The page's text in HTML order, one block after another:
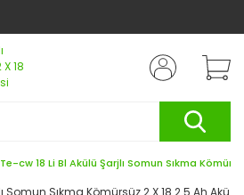
Te-cw 18 Li Bl Akülü Şarjlı Somun Sıkma